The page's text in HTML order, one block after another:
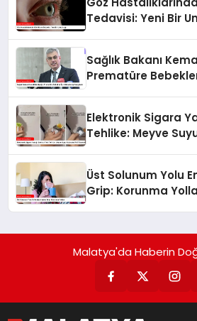
Tedavisi: Yeni Bir
Sağlık Bakanı
Prematüre
Elektronik Sigara
Tehlike: Meyve
Üst Solunum Yolu
Grip: Korunma
Malatya'da Haberin